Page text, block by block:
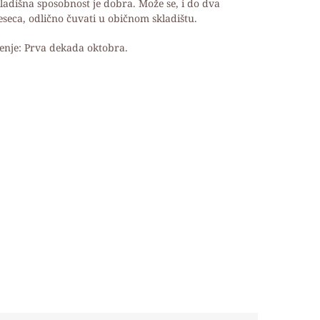
sposobnost je dobra. Može se, i do dva
odlično čuvati u običnom skladištu.
Prva dekada oktobra.